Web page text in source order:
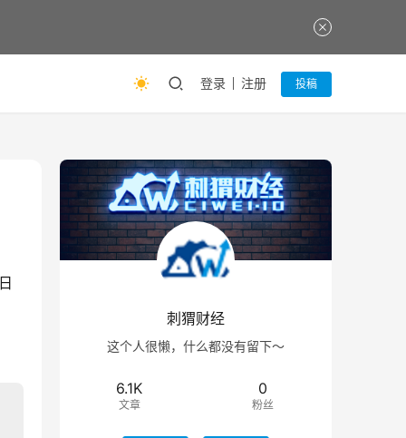
登录 注册 投稿
刺猬财经
这个人很懒，什么都没有留下～
6.1K
文章
0
粉丝